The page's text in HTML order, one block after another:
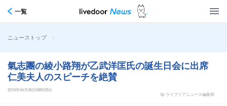
一覧
ニューストップ >
氣志團の綾小路翔が乙武洋匡氏の誕生日会に出席
仁美夫人のスピーチを絶賛
2016年04月06日08時29分
by ライブドアニュース編集部